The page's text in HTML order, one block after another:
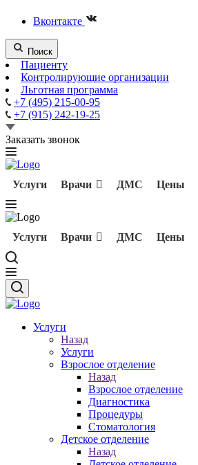
Вконтакте
Поиск
Пациенту
Контролирующие организации
Льготная программа
+7 (495) 215-00-95
+7 (915) 242-19-25
Заказать звонок
Услуги Врачи ДМС Цены
Услуги Врачи ДМС Цены
Услуги
Назад
Услуги
Взрослое отделение
Назад
Взрослое отделение
Диагностика
Процедуры
Стоматология
Детское отделение
Назад